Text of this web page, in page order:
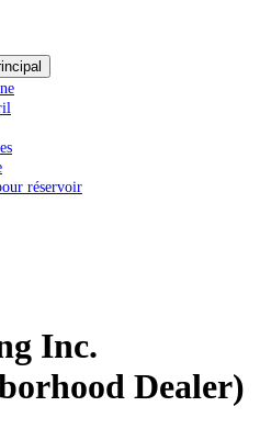
réservoir
Inc.
Dealer)